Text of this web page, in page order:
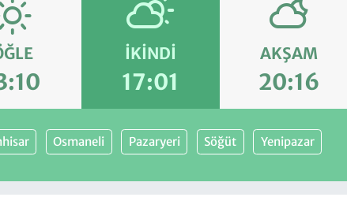
İKINDI
17:01
AKŞAM
20:16
Osmaneli Pazaryeri Söğüt Yenipazar